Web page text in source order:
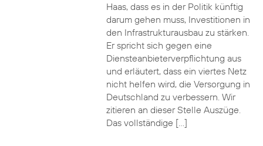
Haas, dass es in der Politik künftig
darum gehen muss, Investitionen in
den Infrastrukturausbau zu stärken.
Er spricht sich gegen eine
Diensteanbieterverpflichtung aus
und erläutert, dass ein viertes Netz
nicht helfen wird, die Versorgung in
Deutschland zu verbessern. Wir
zitieren an dieser Stelle Auszüge.
Das vollständige […]